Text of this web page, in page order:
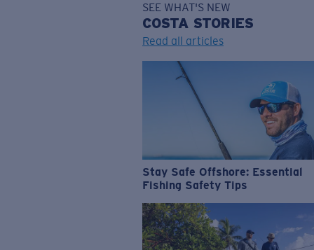
SEE WHAT'S NEW
COSTA STORIES
Read all articles
Stay Safe Offshore: Essential
Fishing Safety Tips